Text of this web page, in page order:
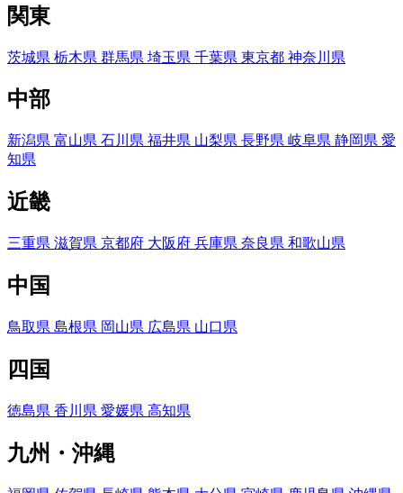
関東
茨城県 栃木県 群馬県 埼玉県 千葉県 東京都 神奈川県
中部
新潟県 富山県 石川県 福井県 山梨県 長野県 岐阜県 静岡県 愛
知県
近畿
三重県 滋賀県 京都府 大阪府 兵庫県 奈良県 和歌山県
中国
鳥取県 島根県 岡山県 広島県 山口県
四国
徳島県 香川県 愛媛県 高知県
九州・沖縄